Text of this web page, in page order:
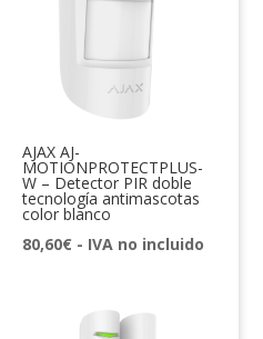
AJAX AJ-
MOTIONPROTECTPLUS-
W – Detector PIR doble
tecnología antimascotas
color blanco
80,60€ - IVA no incluido